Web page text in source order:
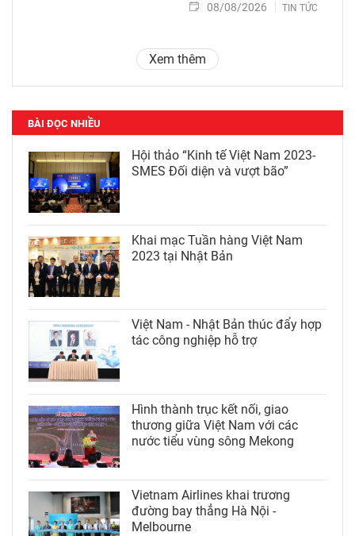
08/08/2026 TIN TỨC
Xem thêm
BÀI ĐỌC NHIỀU
Hội thảo “Kinh tế Việt Nam 2023-
SMES Đối diện và vượt bão”
Khai mạc Tuần hàng Việt Nam
2023 tại Nhật Bản
Việt Nam - Nhật Bản thúc đẩy hợp
tác công nghiệp hỗ trợ
Hình thành trục kết nối, giao
thương giữa Việt Nam với các
nước tiểu vùng sông Mekong
Vietnam Airlines khai trương
đường bay thẳng Hà Nội -
Melbourne